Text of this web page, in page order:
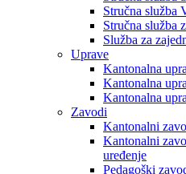
Stručna služba
Stručna služba
Služba za
Uprave
Kantonalna
Kantonalna
Kantonalna
Zavodi
Kantonalni
Kantonalni
uređenje
Pedagoški